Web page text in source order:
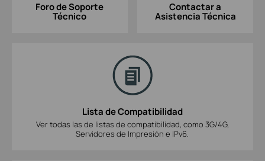
Foro de Soporte
Técnico
Contactar a
Asistencia Técnica
Lista de Compatibilidad
Ver todas las de listas de compatibilidad, como 3G/4G,
Servidores de Impresión e IPv6.